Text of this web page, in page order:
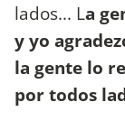
lados... La
y yo
la gente lo
por todos